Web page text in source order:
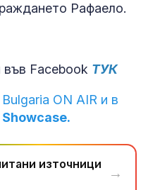
Рафаело.
във Facebook ТУК
ON AIR и в
източници
→